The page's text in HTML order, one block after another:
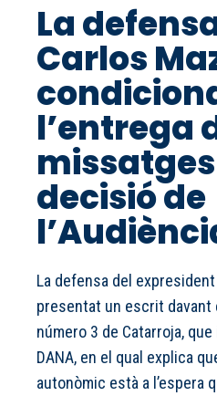
La
Carlos
l’entrega
decisió de
La defensa del
presentat un escrit davant
número 3 de Catarroja,
DANA, en el qual explica
autonòmic està a l’espera